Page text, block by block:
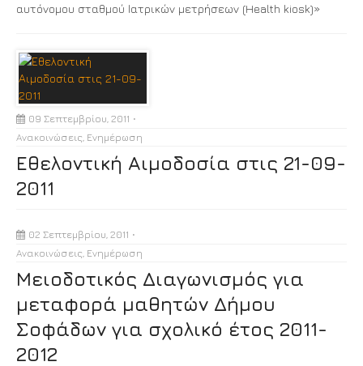
αυτόνομου σταθμού Ιατρικών μετρήσεων (Health kiosk)»
09 Σεπτεμβρίου, 2011
Ανακοινώσεις Ενημέρωση
Εθελοντική Αιμοδοσία στις 21-09-
2011
02 Σεπτεμβρίου, 2011
Ανακοινώσεις Ενημέρωση
Μειοδοτικός Διαγωνισμός για
μεταφορά μαθητών Δήμου
Σοφάδων για σχολικό έτος 2011-
2012